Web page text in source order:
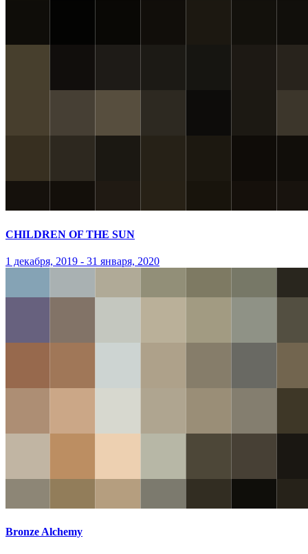
CHILDREN OF THE SUN
1 декабря, 2019 - 31 января, 2020
Bronze Alchemy